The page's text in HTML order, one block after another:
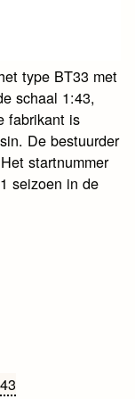
type BT33 met
schaal 1:43,
fabrikant is
De bestuurder
startnummer
seizoen in de